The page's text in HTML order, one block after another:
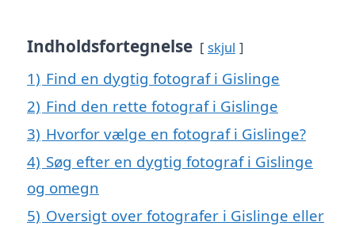
Indholdsfortegnelse skjul
1) Find en dygtig fotograf i Gislinge
2) Find den rette fotograf i Gislinge
3) Hvorfor vælge en fotograf i Gislinge?
4) Søg efter en dygtig fotograf i Gislinge
og omegn
5) Oversigt over fotografer i Gislinge eller